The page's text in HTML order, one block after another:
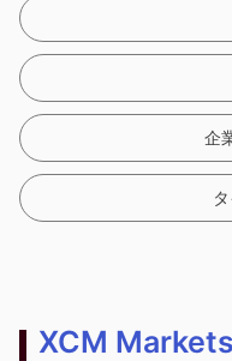
企
XCM Markets